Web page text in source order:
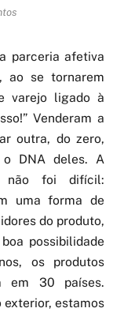
parceria afetiva
ao se tornarem
varejo ligado à
Venderam a
outra, do zero,
DNA deles. A
não foi difícil:
uma forma de
do produto,
possibilidade
os produtos
em 30 países.
exterior, estamos